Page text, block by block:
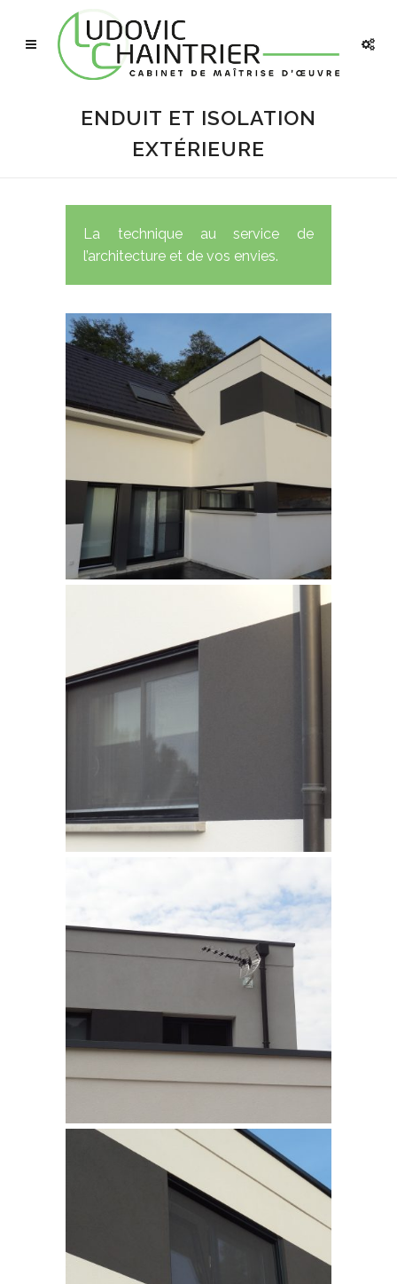
ENDUIT ET ISOLATION
EXTÉRIEURE
La technique au service de
l’architecture et de vos envies.